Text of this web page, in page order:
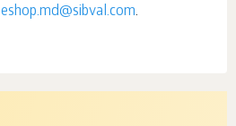
eshop.md@sibval.com.